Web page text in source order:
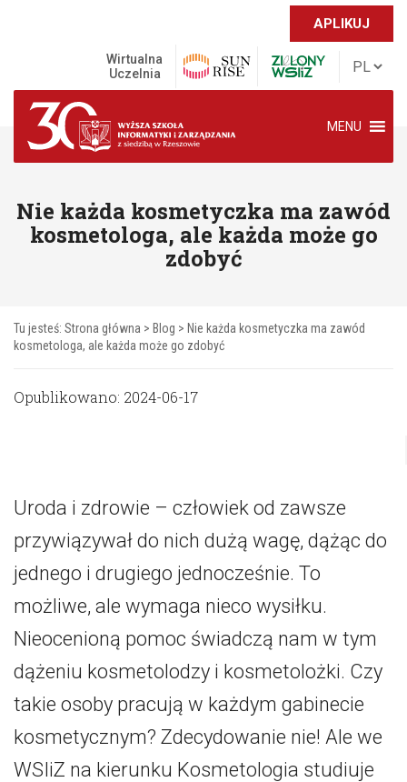
APLIKUJ
Wirtualna
Uczelnia
MENU
Nie każda kosmetyczka ma zawód
kosmetologa, ale każda może go
zdobyć
Tu jesteś: Strona główna > Blog > Nie każda kosmetyczka ma zawód
kosmetologa, ale każda może go zdobyć
Opublikowano: 2024-06-17
Uroda i zdrowie – człowiek od zawsze
przywiązywał do nich dużą wagę, dążąc do
jednego i drugiego jednocześnie. To
możliwe, ale wymaga nieco wysiłku.
Nieocenioną pomoc świadczą nam w tym
dążeniu kosmetolodzy i kosmetolożki. Czy
takie osoby pracują w każdym gabinecie
kosmetycznym? Zdecydowanie nie! Ale we
WSIiZ na kierunku Kosmetologia studiuje